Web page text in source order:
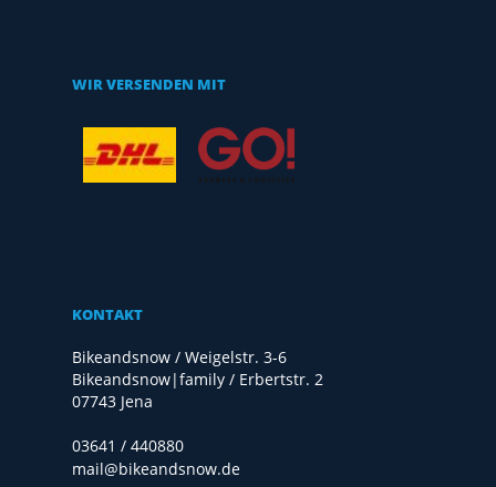
WIR VERSENDEN MIT
KONTAKT
Bikeandsnow / Weigelstr. 3-6
Bikeandsnow|family / Erbertstr. 2
07743 Jena
03641 / 440880
mail@bikeandsnow.de